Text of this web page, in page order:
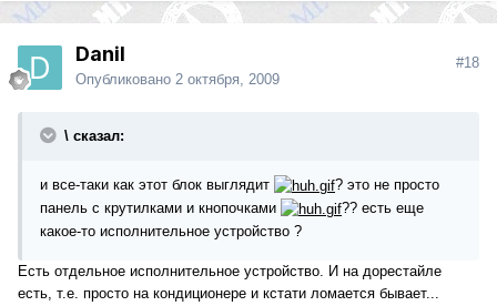
Danil
Опубликовано 2 октября, 2009
#18
\ сказал:
и все-таки как этот блок выглядит
? это не просто
панель с крутилками и кнопочками
?? есть еще
какое-то исполнительное устройство ?
Есть отдельное исполнительное устройство. И на дорестайле
есть, т.е. просто на кондиционере и кстати ломается бывает...